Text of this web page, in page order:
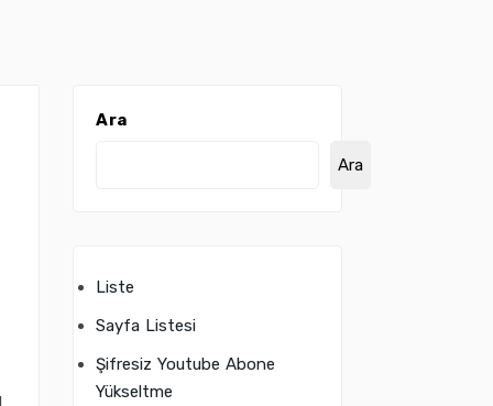
Ara
Ara
Liste
Sayfa Listesi
Şifresiz Youtube Abone
Yükseltme